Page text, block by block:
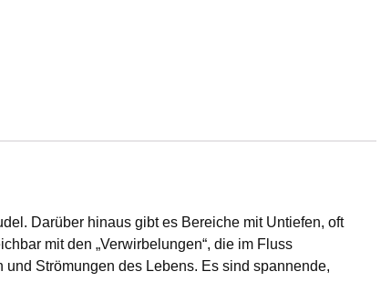
Darüber hinaus gibt es Bereiche mit Untiefen, oft
mit den „Verwirbelungen“, die im Fluss
Strömungen des Lebens. Es sind spannende,